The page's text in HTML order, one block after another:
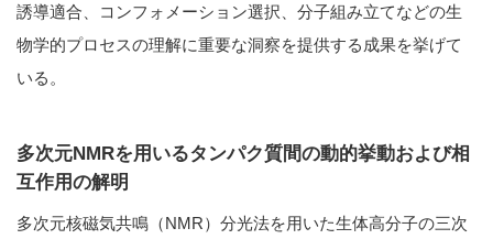
誘導適合、コンフォメーション選択、分子組み立てなどの生
物学的プロセスの理解に重要な洞察を提供する成果を挙げて
いる。
多次元NMRを用いるタンパク質間の動的挙動および相
互作用の解明
多次元核磁気共鳴（NMR）分光法を用いた生体高分子の三次